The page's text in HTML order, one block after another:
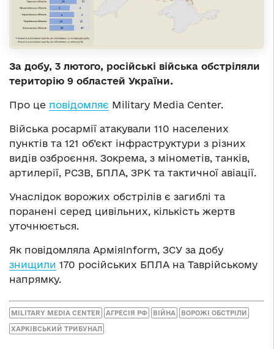
За добу, 3 лютого, російські війська обстріляли
територію 9 областей України.
Про це повідомляє Military Media Center.
Війська росармії атакували 110 населених
пунктів та 121 об’єкт інфраструктури з різних
видів озброєння. Зокрема, з мінометів, танків,
артилерії, РСЗВ, БПЛА, ЗРК та тактичної авіації.
Унаслідок ворожих обстрілів є загиблі та
поранені серед цивільних, кількість жертв
уточнюється.
Як повідомляла АрміяInform, ЗСУ за добу
знищили 170 російських БПЛА на Таврійському
напрямку.
MILITARY MEDIA CENTER АГРЕСІЯ РФ ВІЙНА ВОРОЖІ ОБСТРІЛИ
ХАРКІВСЬКИЙ ТРИБУНАЛ